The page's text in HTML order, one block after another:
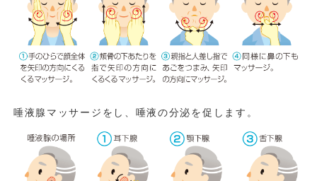
唾液腺マッサージをし、唾液の分泌を促します。